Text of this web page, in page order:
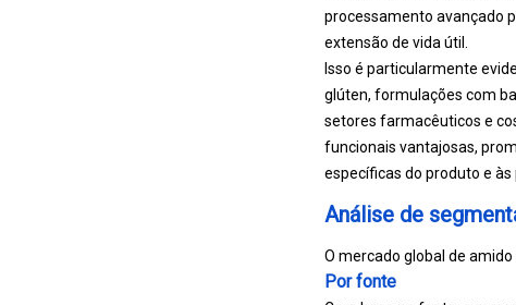
processamento avançado
extensão de vida útil.
Isso é particularmente
glúten, formulações com
setores farmacêuticos e
funcionais vantajosas,
específicas do produto e
Análise de
O mercado global de
Por fonte